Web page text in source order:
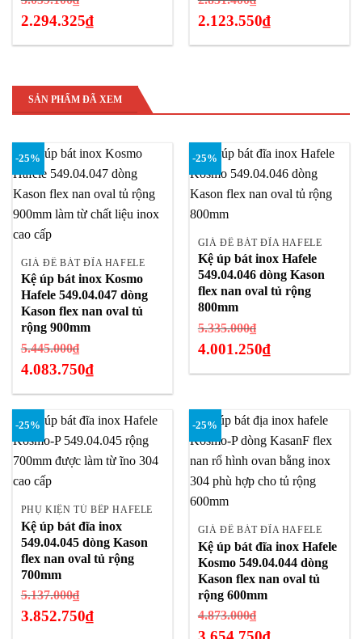
gốc
2.294.325₫
là:
2.294.325₫.
gốc
2.123.550₫
2.123.550₫.
SẢN PHẨM ĐÃ XEM
-25%
GIÁ ĐỂ BÁT ĐĨA HAFELE
Kệ úp bát inox Kosmo
Hafele 549.04.047 dòng
Kason flex nan oval tủ
rộng 900mm
5.445.000₫
gốc
4.083.750₫
hiện
tại
là:
4.083.750₫.
-25%
GIÁ ĐỂ BÁT ĐĨA HAFELE
Kệ úp bát inox Hafele
549.04.046 dòng Kason
flex nan oval tủ rộng
800mm
5.335.000₫
gốc
4.001.250₫
tại
là:
4.001.250₫.
-25%
PHỤ KIỆN TỦ BẾP HAFELE
Kệ úp bát đĩa inox
549.04.045 dòng Kason
flex nan oval tủ rộng
700mm
5.137.000₫
gốc
3.852.750₫
-25%
GIÁ ĐỂ BÁT ĐĨA HAFELE
Kệ úp bát đĩa inox Hafele
Kosmo 549.04.044 dòng
Kason flex nan oval tủ
rộng 600mm
4.873.000₫
gốc